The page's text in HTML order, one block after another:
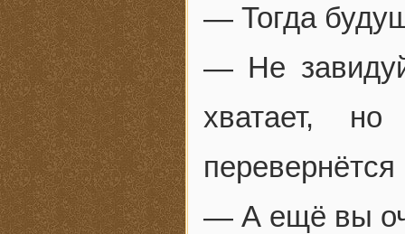
— Тогда
— Не
хватает,
— А ещё вы